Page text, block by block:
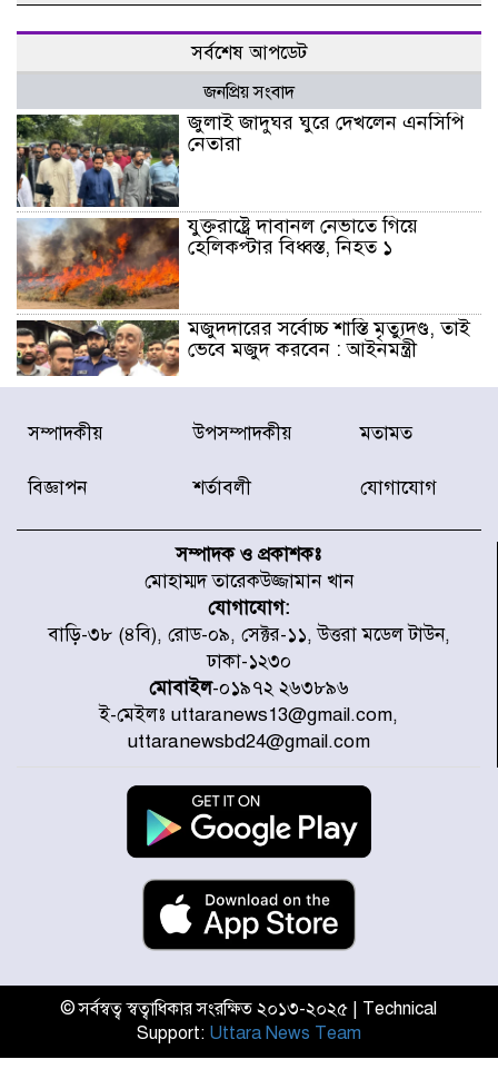
সর্বশেষ আপডেট
জনপ্রিয় সংবাদ
জুলাই জাদুঘর ঘুরে দেখলেন এনসিপি
নেতারা
যুক্তরাষ্ট্রে দাবানল নেভাতে গিয়ে
হেলিকপ্টার বিধ্বস্ত, নিহত ১
মজুদদারের সর্বোচ্চ শাস্তি মৃত্যুদণ্ড, তাই
ভেবে মজুদ করবেন : আইনমন্ত্রী
আন্তর্জাতিক আদিবাসী দিবস: রাষ্ট্রের
মংমং
যৌথ প্রতিরক্ষা চুক্তি স্বাক্ষর করেছে
সৌদি-তুরস্ক-পাকিস্তান
সাড়ে ৭ ঘণ্টা পর ঢাকা-ময়মনসিংহ
রুটে ট্রেন চলাচল স্বাভাবিক
ইনফান্তিনোকে নরওয়ে ফুটবল প্রধানের
আল্টিমেটাম
দেশে ভারি বৃষ্টির সতর্কবার্তা, ১০
জেলায় বন্যার পূর্বাভাস
৫৩ নং ওয়ার্ডের সড়কে নেমপ্লেট
৭ জেলায় ঝোড়ো হাওয়াসহ বজ্রবৃষ্টির
সম্পাদকীয় উপসম্পাদকীয় মতামত
বিজ্ঞাপন শর্তাবলী যোগাযোগ
সম্পাদক ও প্রকাশকঃ
মোহাম্মদ তারেকউজ্জামান খান
যোগাযোগ:
বাড়ি-৩৮ (৪বি), রোড-০৯, সেক্টর-১১, উত্তরা মডেল টাউন,
ঢাকা-১২৩০
মোবাইল-০১৯৭২ ২৬৩৮৯৬
ই-মেইলঃ uttaranews13@gmail.com,
uttaranewsbd24@gmail.com
© সর্বস্বত্ব স্বত্বাধিকার সংরক্ষিত ২০১৩-২০২৫ | Technical
Support: Uttara News Team